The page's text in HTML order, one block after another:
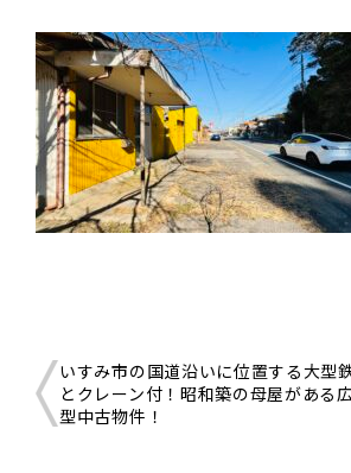
いすみ市の国道沿いに位置する大型
とクレーン付！昭和築の母屋がある
型中古物件！